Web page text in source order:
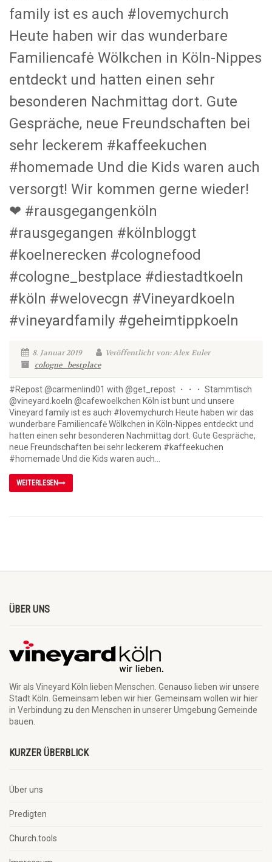
family ist es auch #lovemychurch
Heute haben wir das wunderbare
Familiencafė Wölkchen in Köln-Nippes
entdeckt und hatten einen sehr
besonderen Nachmittag dort. Gute
Gespräche, neue Freundschaften bei
sehr leckerem #kaffeekuchen
#homemade Und die Kids waren auch
versorgt! Wir kommen gerne wieder!
❤ #rausgegangenköln
#rausgegangen #kölnbloggt
#koelnerecken #colognefood
#cologne_bestplace #diestadtkoeln
#köln #welovecgn #Vineyardkoeln
#vineyardfamily #geheimtippkoeln
8. Januar 2019
Veröffentlicht von: Alex Euler
cologne_bestplace
#Repost @carmenlind01 with @get_repost ・・・ Stammtisch
@vineyard.koeln @cafewoelkchen Köln ist bunt und unsere
Vineyard family ist es auch #lovemychurch Heute haben wir das
wunderbare Familiencafė Wölkchen in Köln-Nippes entdeckt und
hatten einen sehr besonderen Nachmittag dort. Gute Gespräche,
neue Freundschaften bei sehr leckerem #kaffeekuchen
#homemade Und die Kids waren auch...
WEITERLESEN
ÜBER UNS
Wir als Vineyard Köln lieben Menschen. Genauso lieben wir unsere
Stadt Köln. Gemeinsam leben wir hier. Gemeinsam wollen wir hier
in Verbindung zu den Menschen in unserer Umgebung Gemeinde
bauen.
KURZER ÜBERBLICK
Über uns
Predigten
Church.tools